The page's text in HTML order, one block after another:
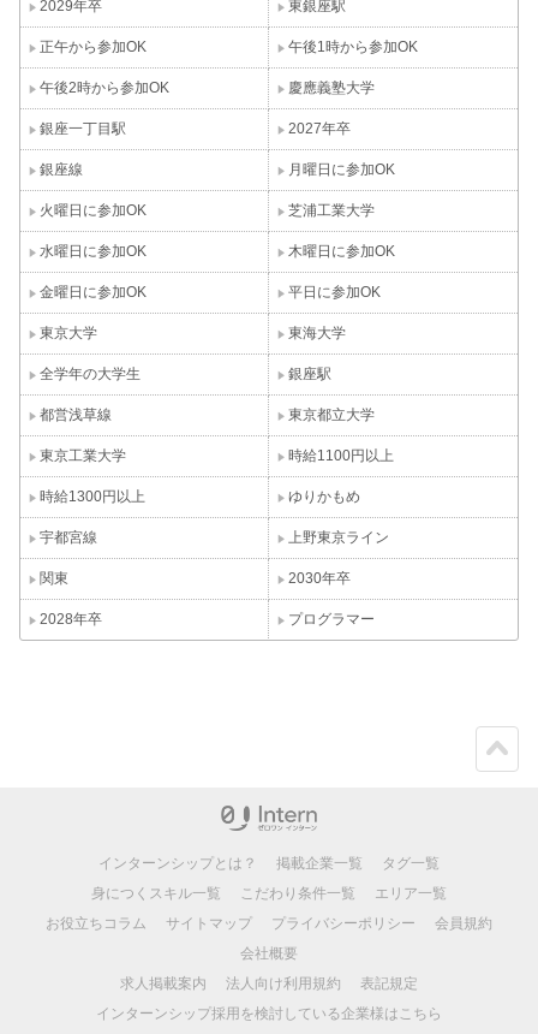
2029年卒 東銀座駅
正午から参加OK 午後1時から参加OK
午後2時から参加OK 慶應義塾大学
銀座一丁目駅 2027年卒
銀座線 月曜日に参加OK
火曜日に参加OK 芝浦工業大学
水曜日に参加OK 木曜日に参加OK
金曜日に参加OK 平日に参加OK
東京大学 東海大学
全学年の大学生 銀座駅
都営浅草線 東京都立大学
東京工業大学 時給1100円以上
時給1300円以上 ゆりかもめ
宇都宮線 上野東京ライン
関東 2030年卒
2028年卒 プログラマー
インターンシップとは？ 掲載企業一覧
タグ一覧
身につくスキル一覧
こだわり条件一覧
エリア一覧
お役立ちコラム
サイトマップ プライバシーポリシー
会員規約
会社概要
求人掲載案内
法人向け利用規約
表記規定
インターンシップ採用を検討している企業様はこちら